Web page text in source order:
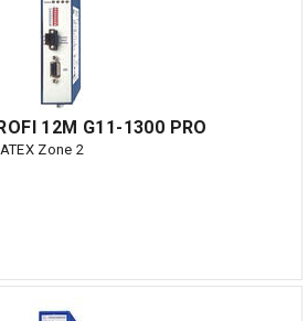
12M G11-1300 PRO
Zone 2